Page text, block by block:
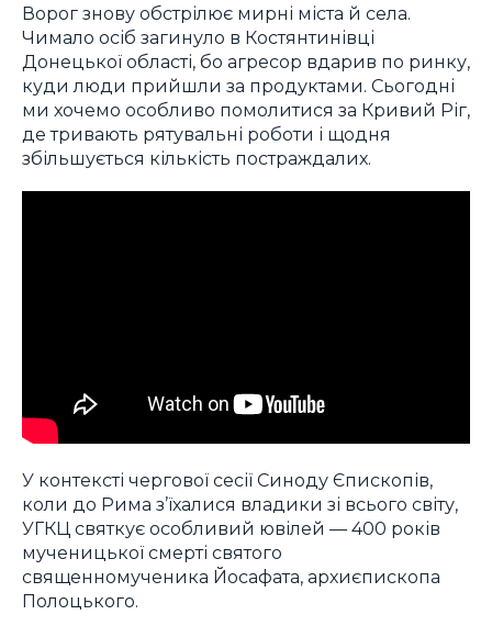
Ворог знову обстрілює мирні міста й села.
Чимало осіб загинуло в Костянтинівці
Донецької області, бо агресор вдарив по ринку,
куди люди прийшли за продуктами. Сьогодні
ми хочемо особливо помолитися за Кривий Ріг,
де тривають рятувальні роботи і щодня
збільшується кількість постраждалих.
У контексті чергової сесії Синоду Єпископів,
коли до Рима з’їхалися владики зі всього світу,
УГКЦ святкує особливий ювілей — 400 років
мученицької смерті святого
священномученика Йосафата, архиєпископа
Полоцького.